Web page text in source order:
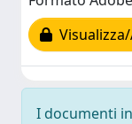
I documenti